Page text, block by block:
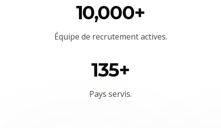
10,000+
Équipe de recrutement actives.
135+
Pays servis.